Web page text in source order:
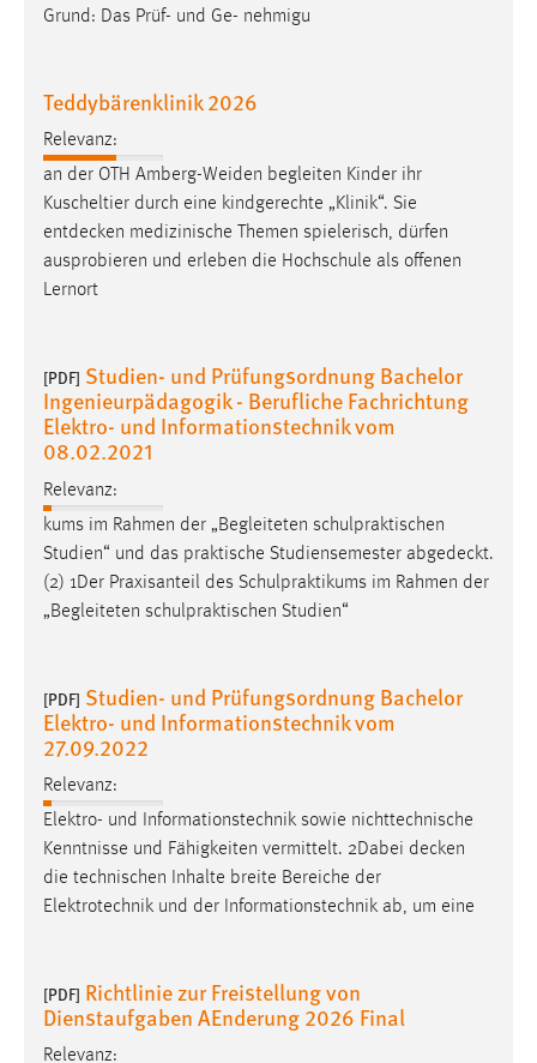
Grund: Das Prüf- und Ge- nehmigu
Teddybärenklinik 2026
Relevanz:
an der OTH Amberg-Weiden begleiten Kinder ihr
Kuscheltier durch eine kindgerechte „Klinik“. Sie
entdecken medizinische Themen spielerisch, dürfen
ausprobieren und erleben die Hochschule als offenen
Lernort
[PDF] Studien- und Prüfungsordnung Bachelor
Ingenieurpädagogik - Berufliche Fachrichtung
Elektro- und Informationstechnik vom
08.02.2021
Relevanz:
kums im Rahmen der „Begleiteten schulpraktischen
Studien“ und das praktische Studiensemester abgedeckt.
(2) 1Der Praxisanteil des Schulpraktikums im Rahmen der
„Begleiteten schulpraktischen Studien“
[PDF] Studien- und Prüfungsordnung Bachelor
Elektro- und Informationstechnik vom
27.09.2022
Relevanz:
Elektro- und Informationstechnik sowie nichttechnische
Kenntnisse und Fähigkeiten vermittelt. 2Dabei decken
die technischen Inhalte breite Bereiche der
Elektrotechnik und der Informationstechnik ab, um eine
[PDF] Richtlinie zur Freistellung von
Dienstaufgaben AEnderung 2026 Final
Relevanz:
Sprachpräferenz
site-language-preference
Zweck:
Das Cookie speichert die gewählte Sprache der Website.
Cookie Laufzeit:
30 Tage
MibewSessionID, MIBEW_UserID, mibew_locale, mibew-
chat-frame-style-5e9dbeb1811c0446
Zweck:
Cookie Laufzeit:
MibewSessionID, mibew-chat-frame-style-
5e9dbeb1811c0446 = Sitzungslaufzeit, mibew_locale = 3
Jahre, MIBEW_UserID = 1 Jahr
Name:
fe_user, be_user, be_lastLoginProvider
Zweck:
Dieser Cookie ist notwendig um sich an der Website
einloggen zu können.
Cookie Laufzeit:
24 Stunden
STATISTIK